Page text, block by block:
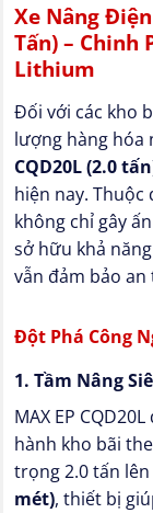
Xe Nâng
Tấn) – Chinh
Lithium
Đối với các kho
lượng hàng hóa
CQD20L (2.0
hiện nay. Thuộc
không chỉ gây
sở hữu khả
vẫn đảm bảo
Đột Phá Công
1. Tầm Nâng
MAX EP
hành kho bãi
trọng 2.0 tấn
mét), thiết bị